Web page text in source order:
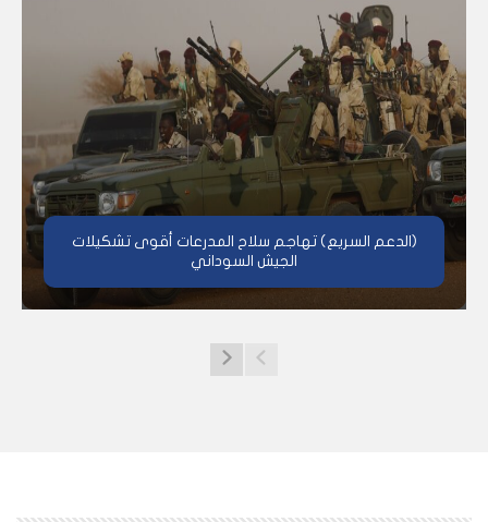
(الدعم السريع) تهاجم سلاح المدرعات أقوى تشكيلات
الجيش السوداني